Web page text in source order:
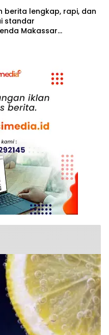
berita lengkap, rapi, dan
standar
Makassar
Pekan Panutan